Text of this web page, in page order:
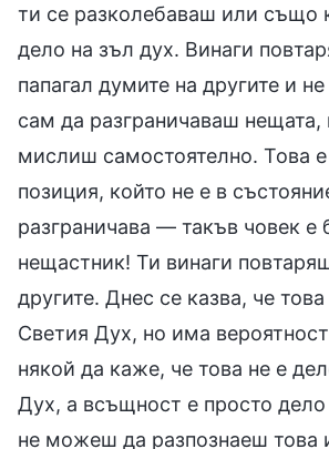
ти се разколебаваш или също
дело на зъл дух. Винаги
папагал думите на другите и
сам да разграничаваш
мислиш самостоятелно. Това е
позиция, който не е в
разграничава — такъв човек е
нещастник! Ти винаги
другите. Днес се казва, че
Светия Дух, но има
някой да каже, че това не е
Дух, а всъщност е просто дело
не можеш да разпознаеш това